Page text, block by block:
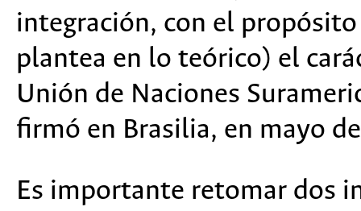
integración, con el
plantea en lo teórico) el
Unión de Naciones
firmó en Brasilia, en mayo
Es importante retomar dos